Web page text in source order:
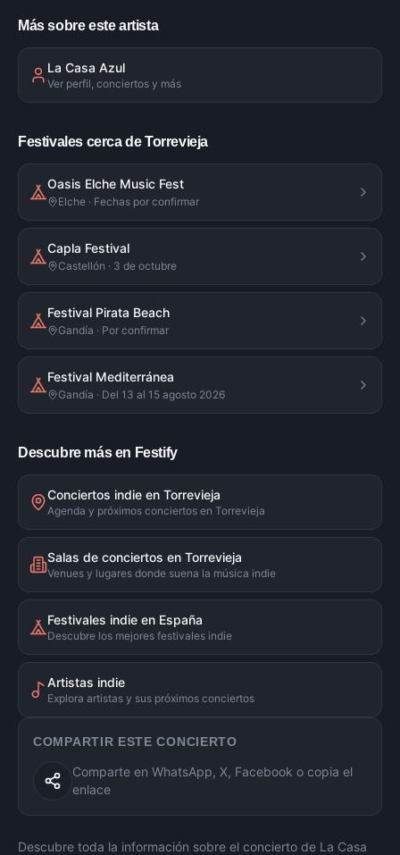
Más sobre este artista
La Casa Azul
Ver perfil, conciertos y más
Festivales cerca de Torrevieja
Oasis Elche Music Fest
Elche · Fechas por confirmar
Capla Festival
Castellón · 3 de octubre
Festival Pirata Beach
Gandía · Por confirmar
Festival Mediterránea
Gandía · Del 13 al 15 agosto 2026
Descubre más en Festify
Conciertos indie en Torrevieja
Agenda y próximos conciertos en Torrevieja
Salas de conciertos en Torrevieja
Venues y lugares donde suena la música indie
Festivales indie en España
Descubre los mejores festivales indie
Artistas indie
Explora artistas y sus próximos conciertos
COMPARTIR ESTE CONCIERTO
Comparte en WhatsApp, X, Facebook o copia el
enlace
Descubre toda la información sobre el concierto de La Casa